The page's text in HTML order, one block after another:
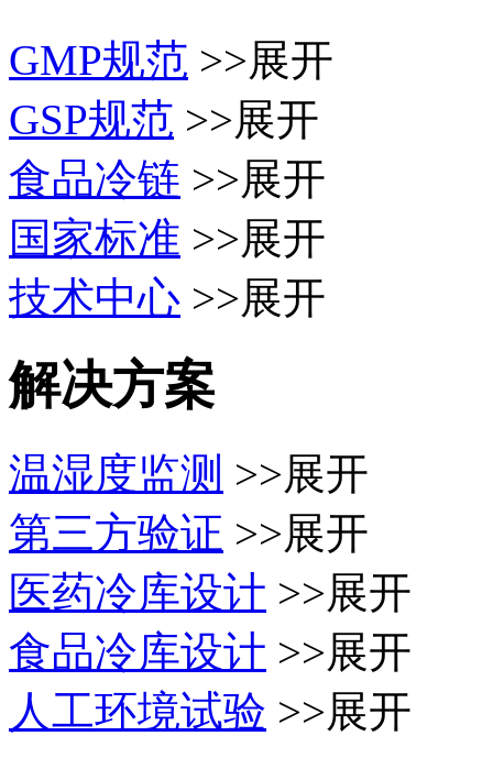
GMP规范 >>展开
GSP规范 >>展开
食品冷链 >>展开
国家标准 >>展开
技术中心 >>展开
解决方案
温湿度监测 >>展开
第三方验证 >>展开
医药冷库设计 >>展开
食品冷库设计 >>展开
人工环境试验 >>展开